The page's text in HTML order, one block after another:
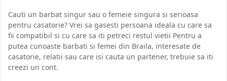
Cauti un barbat singur sau o femeie singura si serioasa
pentru casatorie? Vrei sa gasesti persoana ideala cu care sa
fii compatibil si cu care sa iti petreci restul vietii Pentru a
putea cunoaste barbati si femei din Braila, interesate de
casatorie, relatii sau care isi cauta un partener, trebuie sa iti
creezi un cont.